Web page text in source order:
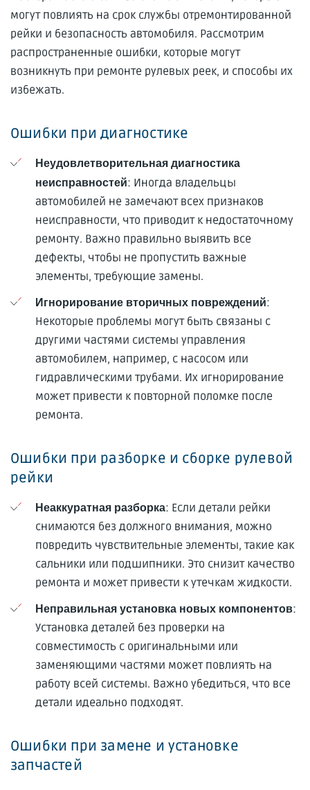
могут повлиять на срок службы отремонтированной
рейки и безопасность автомобиля. Рассмотрим
распространенные ошибки, которые могут
возникнуть при ремонте рулевых реек, и способы их
избежать.
Ошибки при диагностике
Неудовлетворительная диагностика
неисправностей: Иногда владельцы
автомобилей не замечают всех признаков
неисправности, что приводит к недостаточному
ремонту. Важно правильно выявить все
дефекты, чтобы не пропустить важные
элементы, требующие замены.
Игнорирование вторичных повреждений:
Некоторые проблемы могут быть связаны с
другими частями системы управления
автомобилем, например, с насосом или
гидравлическими трубами. Их игнорирование
может привести к повторной поломке после
ремонта.
Ошибки при разборке и сборке рулевой
рейки
Неаккуратная разборка: Если детали рейки
снимаются без должного внимания, можно
повредить чувствительные элементы, такие как
сальники или подшипники. Это снизит качество
ремонта и может привести к утечкам жидкости.
Неправильная установка новых компонентов:
Установка деталей без проверки на
совместимость с оригинальными или
заменяющими частями может повлиять на
работу всей системы. Важно убедиться, что все
детали идеально подходят.
Ошибки при замене и установке
запчастей